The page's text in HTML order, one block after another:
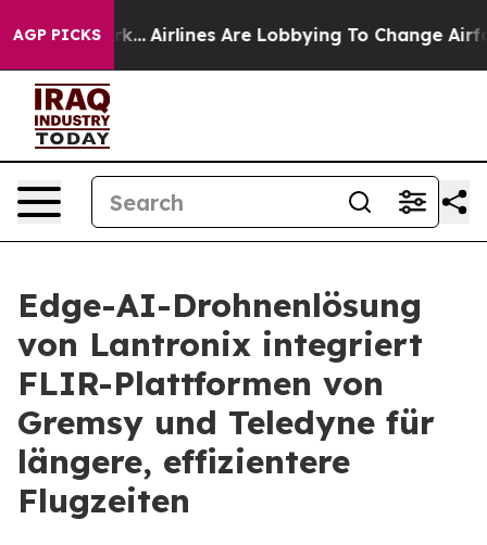
AGP PICKSAirlines Are Lobbying To Change Airfare Font
Edge-AI-Drohnenlösung
von Lantronix integriert
FLIR-Plattformen von
Gremsy und Teledyne für
längere, effizientere
Flugzeiten